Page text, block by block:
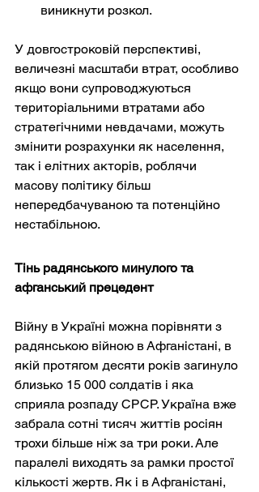
виникнути розкол.
У довгостроковій перспективі,
величезні масштаби втрат, особливо
якщо вони супроводжуються
територіальними втратами або
стратегічними невдачами, можуть
змінити розрахунки як населення,
так і елітних акторів, роблячи
масову політику більш
непередбачуваною та потенційно
нестабільною.
Тінь радянського минулого та
афганський прецедент
Війну в Україні можна порівняти з
радянською війною в Афганістані, в
якій протягом десяти років загинуло
близько 15 000 солдатів і яка
сприяла розпаду СРСР. Україна вже
забрала сотні тисяч життів росіян
трохи більше ніж за три роки. Але
паралелі виходять за рамки простої
кількості жертв. Як і в Афганістані,